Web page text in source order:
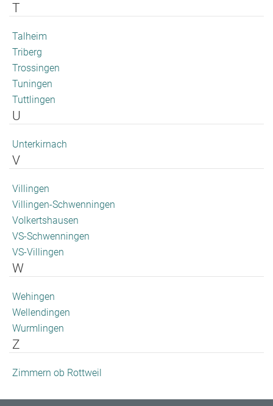
T
Talheim
Triberg
Trossingen
Tuningen
Tuttlingen
U
Unterkirnach
V
Villingen
Villingen-Schwenningen
Volkertshausen
VS-Schwenningen
VS-Villingen
W
Wehingen
Wellendingen
Wurmlingen
Z
Zimmern ob Rottweil